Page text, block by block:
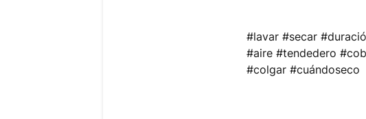
#lavar #secar
#aire #tendedero
#colgar #cuándoseco